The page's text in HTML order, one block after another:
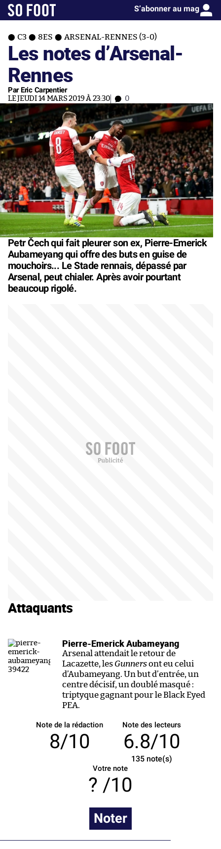
S’abonner au mag
C3 8ES ARSENAL-RENNES (3-0)
Les notes d’Arsenal-
Rennes
Par Eric Carpentier
LE JEUDI 14 MARS 2019 À 23:30 0
Petr Čech qui fait pleurer son ex, Pierre-Emerick
Aubameyang qui offre des buts en guise de
mouchoirs... Le Stade rennais, dépassé par
Arsenal, peut chialer. Après avoir pourtant
beaucoup rigolé.
Attaquants
Pierre-Emerick Aubameyang
Arsenal attendait le retour de
Lacazette, les Gunnersont eu celui
d’Aubameyang. Un but d’entrée, un
centre décisif, un doublé masqué :
triptyque gagnant pour le Black Eyed
PEA.
Note de la rédaction
8/10
Note des lecteurs
6.8/10
135note(s)
Votre note
/10
Noter